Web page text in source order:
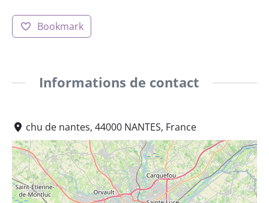
Bookmark
Informations de contact
chu de nantes, 44000 NANTES, France